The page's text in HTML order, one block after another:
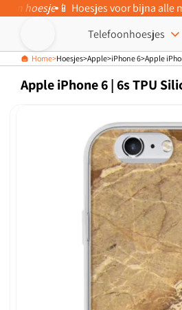
Meteen naar
hoesje📱 Hoesjes voor bijna alle
Telefoonhoesjes
Home Hoesjes Apple iPhone 6 Apple
Apple iPhone 6 | 6s TPU